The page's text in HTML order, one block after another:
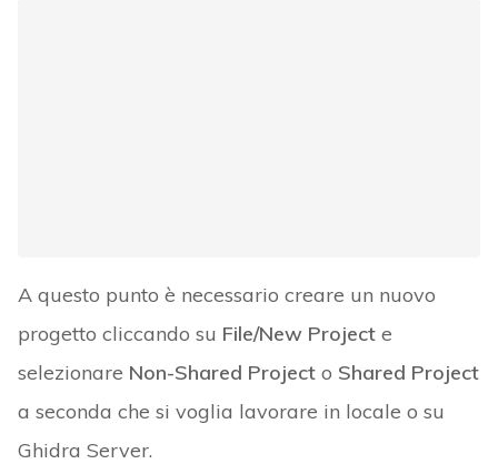
A questo punto è necessario creare un nuovo
progetto cliccando su File/New Projecte
selezionare Non-Shared Projecto Shared Project
a seconda che si voglia lavorare in locale o su
Ghidra Server.